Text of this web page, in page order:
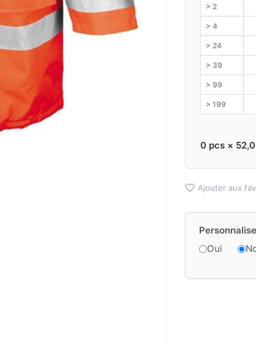
> 2
> 4
> 24
> 39
> 99
> 199
0 pcs ×
Ajouter aux
Oui